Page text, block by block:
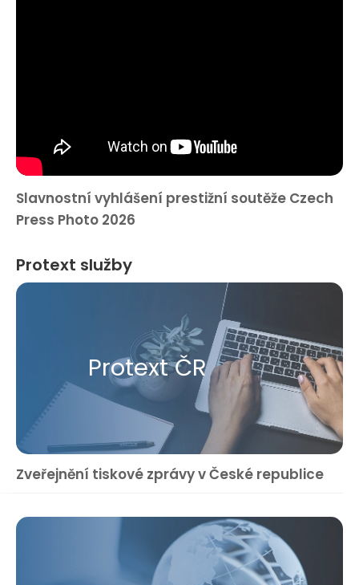
Slavnostní vyhlášení prestižní soutěže Czech
Press Photo 2026
Protext služby
Protext ČR
Zveřejnění tiskové zprávy v České republice